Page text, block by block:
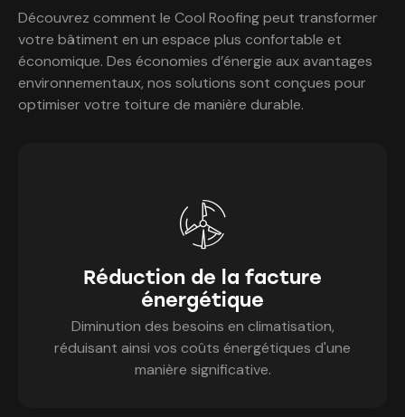
Découvrez comment le Cool Roofing peut transformer
votre bâtiment en un espace plus confortable et
économique. Des économies d’énergie aux avantages
environnementaux, nos solutions sont conçues pour
optimiser votre toiture de manière durable.
Réduction de la facture
énergétique
Diminution des besoins en climatisation,
réduisant ainsi vos coûts énergétiques d'une
manière significative.